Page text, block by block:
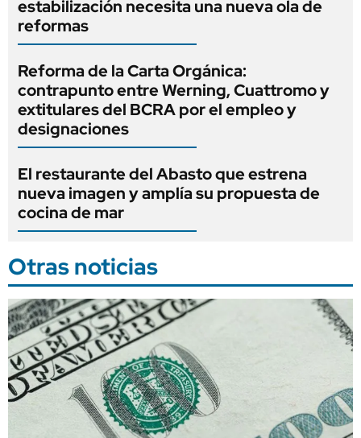
estabilización necesita una nueva ola de
reformas
Reforma de la Carta Orgánica:
contrapunto entre Werning, Cuattromo y
extitulares del BCRA por el empleo y
designaciones
El restaurante del Abasto que estrena
nueva imagen y amplía su propuesta de
cocina de mar
Otras noticias